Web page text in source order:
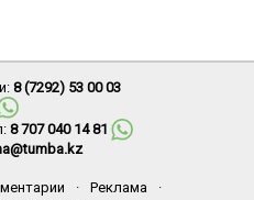
8 (7292) 53 00 03
8 707 040 14 81
· Реклама
·